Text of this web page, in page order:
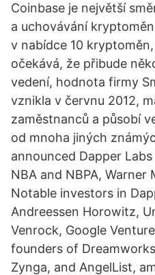
Coinbase je největší
a uchovávání
v nabídce 10
očekává, že přibude
vedení, hodnota firmy
vznikla v červnu 2012,
zaměstnanců a působí
od mnoha jiných
announced Dapper
NBA and NBPA, Warner
Notable investors in
Andreessen Horowitz,
Venrock, Google
founders of
Zynga, and AngelList,